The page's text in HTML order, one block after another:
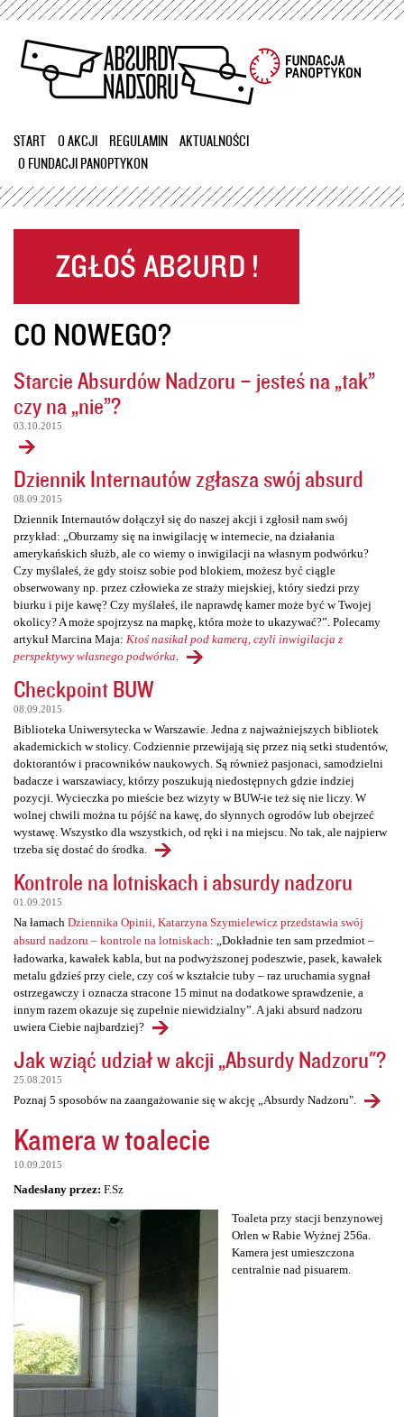
Przejdź
treści
START O AKCJI REGULAMIN
AKTUALNOŚCI
O FUNDACJI PANOPTYKON
CO NOWEGO?
Starcie Absurdów Nadzoru – jesteś na „tak”
czy na „nie”?
03.10.2015
Dziennik Internautów zgłasza swój absurd
08.09.2015
Dziennik Internautów dołączył się do naszej akcji i zgłosił nam swój
przykład: „Oburzamy się na inwigilację w internecie, na działania
amerykańskich służb, ale co wiemy o inwigilacji na własnym podwórku?
Czy myślałeś, że gdy stoisz sobie pod blokiem, możesz być ciągle
obserwowany np. przez człowieka ze straży miejskiej, który siedzi przy
biurku i pije kawę? Czy myślałeś, ile naprawdę kamer może być w Twojej
okolicy? A może spojrzysz na mapkę, która może to ukazywać?”. Polecamy
artykuł Marcina Maja: Ktoś nasikał pod kamerą, czyli inwigilacja z
perspektywy własnego podwórka
Checkpoint BUW
08.09.2015
Biblioteka Uniwersytecka w Warszawie. Jedna z najważniejszych bibliotek
akademickich w stolicy. Codziennie przewijają się przez nią setki studentów,
doktorantów i pracowników naukowych. Są również pasjonaci, samodzielni
badacze i warszawiacy, którzy poszukują niedostępnych gdzie indziej
pozycji. Wycieczka po mieście bez wizyty w BUW-ie też się nie liczy. W
wolnej chwili można tu pójść na kawę, do słynnych ogrodów lub obejrzeć
wystawę. Wszystko dla wszystkich, od ręki i na miejscu. No tak, ale najpierw
trzeba się dostać do środka.
Kontrole na lotniskach i absurdy nadzoru
01.09.2015
Na łamach Dziennika Opinii, Katarzyna Szymielewicz przedstawia swój
absurd nadzoru – kontrole na lotniskach: „Dokładnie ten sam przedmiot –
ładowarka, kawałek kabla, but na podwyższonej podeszwie, pasek, kawałek
metalu gdzieś przy ciele, czy coś w kształcie tuby – raz uruchamia sygnał
ostrzegawczy i oznacza stracone 15 minut na dodatkowe sprawdzenie, a
innym razem okazuje się zupełnie niewidzialny”. A jaki absurd nadzoru
uwiera Ciebie najbardziej?
Jak wziąć udział w akcji „Absurdy Nadzoru"?
25.08.2015
Poznaj 5 sposobów na zaangażowanie się w akcję „Absurdy Nadzoru".
Kamera w toalecie
10.09.2015
Nadesłany przez: F.Sz
Toaleta przy stacji benzynowej
Orlen w Rabie Wyżnej 256a.
Kamera jest umieszczona
centralnie nad pisuarem.